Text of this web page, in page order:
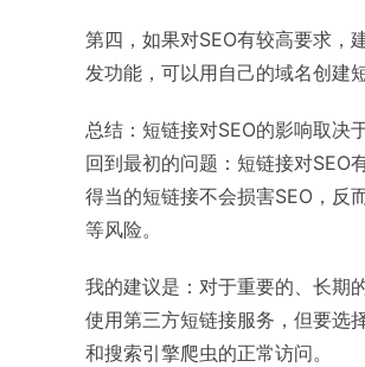
第四，如果对SEO有较高要求，
发功能，可以用自己的域名创建
总结：短链接对SEO的影响取决
回到最初的问题：短链接对SEO
得当的短链接不会损害SEO，反
等风险。
我的建议是：对于重要的、长期
使用第三方短链接服务，但要选
和搜索引擎爬虫的正常访问。